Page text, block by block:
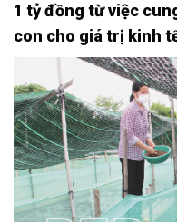
1 tỷ đồng từ việc
con cho giá trị kinh